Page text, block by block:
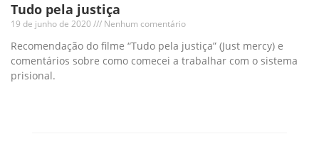
Tudo pela justiça
19 de junho de 2020 Nenhum comentário
Recomendação do filme “Tudo pela justiça” (Just mercy) e
comentários sobre como comecei a trabalhar com o sistema
prisional.